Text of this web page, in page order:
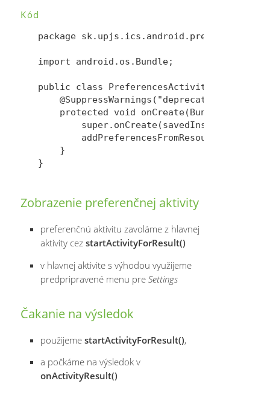
Kód
package sk.upjs.ics.android.presentr;
import android.os.Bundle;
public class PreferencesActivity extends
    @SuppressWarnings("deprecation")
protected void onCreate(Bundle
    }
Zobrazenie preferenčnej aktivity
preferenčnú aktivitu zavoláme z hlavnej
aktivity cez startActivityForResult()
v hlavnej aktivite s výhodou využijeme
predpripravené menu pre Settings
Čakanie na výsledok
použijeme startActivityForResult(),
a počkáme na výsledok v
onActivityResult()